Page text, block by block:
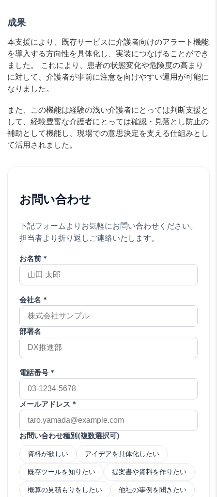
成果
本支援により、既存サービスに介護者向けのアラート機能
を導入する方向性を具体化し、実装につなげることができ
ました。 これにより、患者の状態変化や危険度の高まり
に対して、介護者が事前に注意を向けやすい運用が可能に
なりました。
また、この機能は経験の浅い介護者にとっては判断支援と
して、経験豊富な介護者にとっては確認・見落とし防止の
補助として機能し、現場での意思決定を支える仕組みとし
て活用されました。
お問い合わせ
下記フォームよりお気軽にお問い合わせください。
担当者より折り返しご連絡いたします。
お名前 *
会社名 *
部署名
電話番号 *
メールアドレス *
お問い合わせ種別(複数選択可)
資料が欲しい アイデアを具体化したい
既存ツールを知りたい 提案書や資料を作りたい
概算の見積もりをしたい 他社の事例を聞きたい